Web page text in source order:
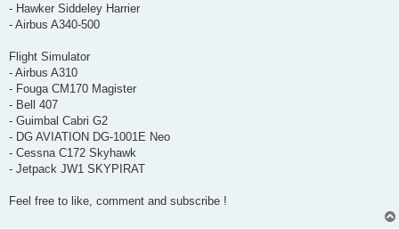
- Hawker Siddeley Harrier
- Airbus A340-500
Flight Simulator
- Airbus A310
- Fouga CM170 Magister
- Bell 407
- Guimbal Cabri G2
- DG AVIATION DG-1001E Neo
- Cessna C172 Skyhawk
- Jetpack JW1 SKYPIRAT
Feel free to like, comment and subscribe !